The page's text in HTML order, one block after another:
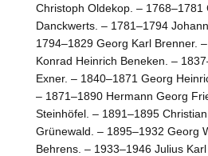
Christoph Oldekop. – 1768–1781
Danckwerts. – 1781–1794
1794–1829 Georg Karl Brenner.
Konrad Heinrich Beneken. –
Exner. – 1840–1871 Georg
– 1871–1890 Hermann Georg
Steinhöfel. – 1891–1895
Grünewald. – 1895–1932 Georg
Behrens. – 1933–1946 Julius